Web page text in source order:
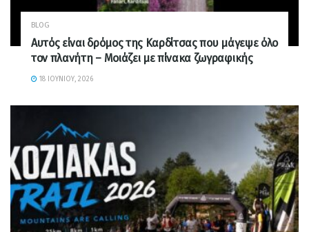
BLOG
Αυτός είναι δρόμος της Καρδίτσας που μάγεψε όλο
τον πλανήτη – Μοιάζει με πίνακα ζωγραφικής
18 ΙΟΥΝΊΟΥ, 2026